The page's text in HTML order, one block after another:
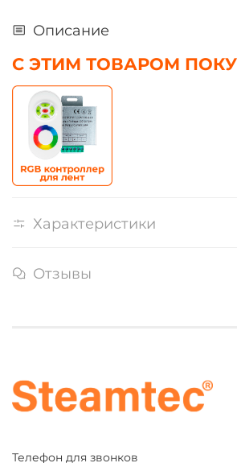
Описание
С ЭТИМ ТОВАРОМ
Характеристики
Отзывы
Телефон для звонков